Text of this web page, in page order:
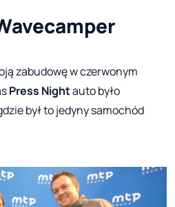
zabudowę w czerwonym
Press Nightauto było
był to jedyny samochód